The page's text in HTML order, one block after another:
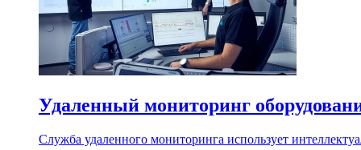
Удаленный мониторинг
Служба удаленного мониторинга использует